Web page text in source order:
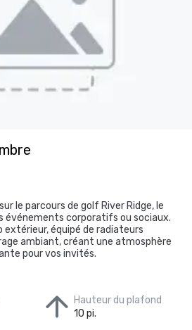
le parcours de golf River Ridge, le
événements corporatifs ou sociaux.
équipé de radiateurs
ambiant, créant une atmosphère
pour vos invités.
Hauteur du plafond
10 pi.